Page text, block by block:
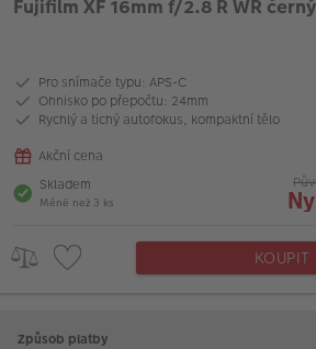
RÁMEČKY
VÝPRODEJ
FOTO BAZAR
Akce a slevy
Fotoprodukty
Fujifilm XF 16mm f/2.8 R WR černý
Pro snímače typu: APS-C
Ohnisko po přepočtu: 24mm
Rychlý a tichý autofokus, kompaktní tělo
Akční cena
Skladem
Méně než 3 ks
KOUPIT
Způsob platby